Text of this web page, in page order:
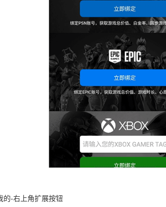
的-右上角扩展按钮